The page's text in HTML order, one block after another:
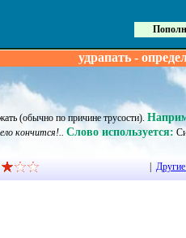
удрапать -
(обычно по причине трусости).
кончится!.. Слово используется: